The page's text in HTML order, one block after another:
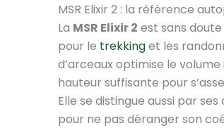
MSR Elixir 2 : la référence
La MSR Elixir 2 est sans
pour le trekkinget les
d’arceaux optimise le
hauteur suffisante pour
Elle se distingue aussi par ses
pour ne pas déranger son